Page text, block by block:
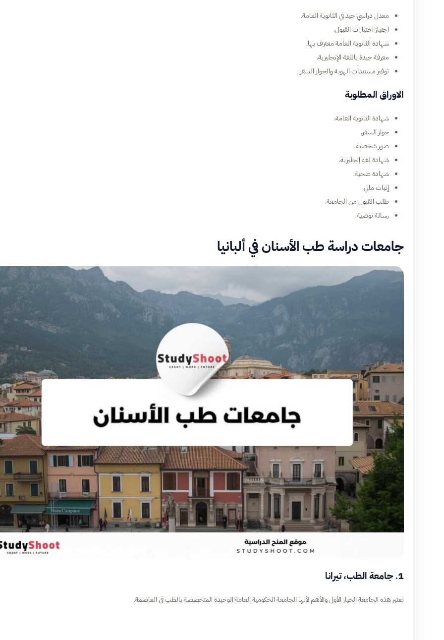
معدل دراسي جيد في الثانوية العامة.
اجتياز اختبارات القبول.
شهادة الثانوية العامة معترف بها.
معرفة جيدة باللغة الإنجليزية.
توفير مستندات الهوية والجواز السفر.
الاوراق المطلوبة
شهادة الثانوية العامة.
جواز السفر.
صور شخصية.
شهادة لغة إنجليزية.
شهادة صحية.
إثبات مالي.
طلب القبول من الجامعة.
رسالة توصية.
جامعات دراسة طب الأسنان في ألبانيا
1. جامعة الطب، تيرانا
تعتبر هذه الجامعة الخيار الأول والأهم لأنها الجامعة الحكومية العامة الوحيدة المتخصصة بالطب في العاصمة.